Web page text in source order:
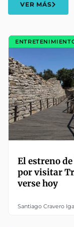
VER MÁS
El estreno
por visitar
verse hoy
Santiago Cravero